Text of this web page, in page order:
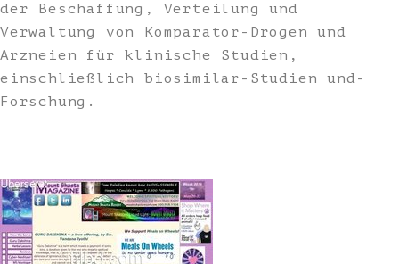
der Beschaffung, Verteilung und
Verwaltung von Komparator-Drogen und
Arzneien für klinische Studien,
einschließlich biosimilar-Studien und-
Forschung.